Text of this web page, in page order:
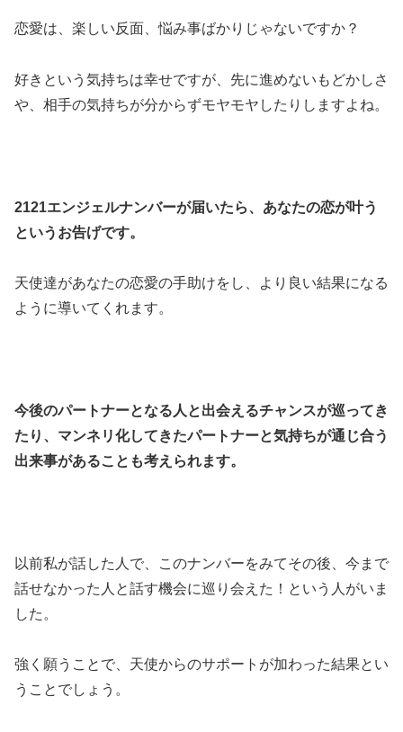
恋愛は、楽しい反面、悩み事ばかりじゃないですか？
好きという気持ちは幸せですが、先に進めないもどかしさ
や、相手の気持ちが分からずモヤモヤしたりしますよね。
2121エンジェルナンバーが届いたら、あなたの恋が叶う
というお告げです。
天使達があなたの恋愛の手助けをし、より良い結果になる
ように導いてくれます。
今後のパートナーとなる人と出会えるチャンスが巡ってき
たり、マンネリ化してきたパートナーと気持ちが通じ合う
出来事があることも考えられます。
以前私が話した人で、このナンバーをみてその後、今まで
話せなかった人と話す機会に巡り会えた！という人がいま
した。
強く願うことで、天使からのサポートが加わった結果とい
うことでしょう。